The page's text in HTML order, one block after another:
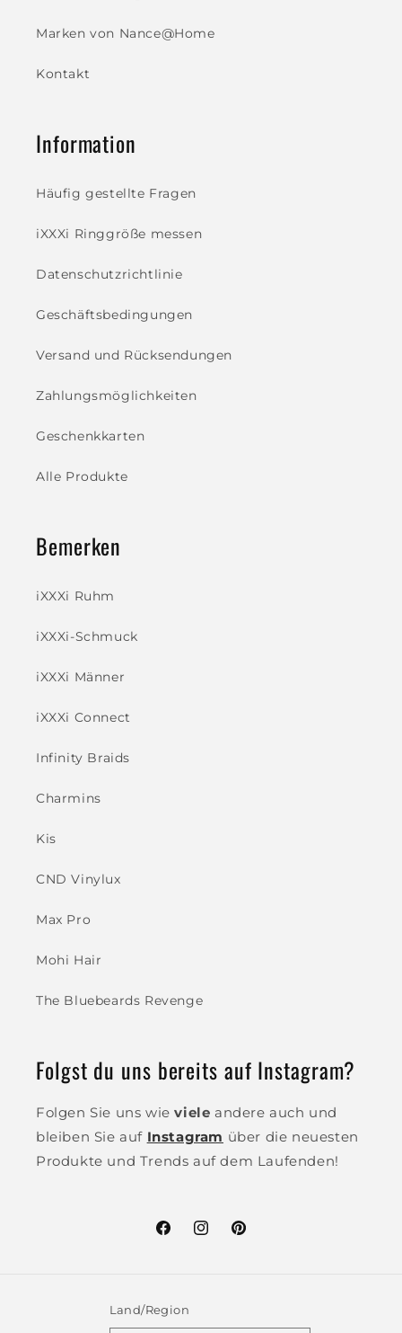
Marken von Nance@Home
Kontakt
Information
Häufig gestellte Fragen
iXXXi Ringgröße messen
Datenschutzrichtlinie
Geschäftsbedingungen
Versand und Rücksendungen
Zahlungsmöglichkeiten
Geschenkkarten
Alle Produkte
Bemerken
iXXXi Ruhm
iXXXi-Schmuck
iXXXi Männer
iXXXi Connect
Infinity Braids
Charmins
Kis
CND Vinylux
Max Pro
Mohi Hair
The Bluebeards Revenge
Folgst du uns bereits auf Instagram?
Folgen Sie uns wieviele andere auch und
bleiben Sie auf Instagram über die neuesten
Produkte und Trends auf dem Laufenden!
FacebookInstagramPinterest
Land/Region